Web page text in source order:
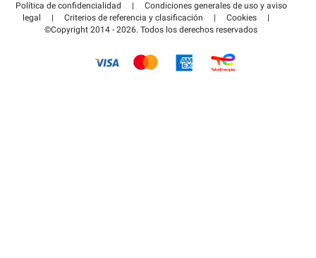
Pagar el aparcamiento FLOW
Guía de estacionamiento
Política de confidencialidad |
Condiciones generales de uso y aviso
legal
| Criterios de referencia y clasificación | Cookies
|
©Copyright 2014 - 2026. Todos los derechos reservados